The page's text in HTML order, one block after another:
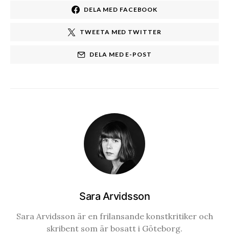
DELA MED FACEBOOK
TWEETA MED TWITTER
DELA MED E-POST
Sara Arvidsson
Sara Arvidsson är en frilansande konstkritiker och
skribent som är bosatt i Göteborg.